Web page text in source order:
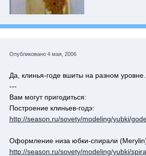
Опубликовано 4 мая, 2006
Да, клинья-годе вшиты на разном
---
Вам могут пригодиться:
Построение клиньев-годэ:
http://season.ru/sovety/modeling/yubki/
Оформление низа юбки-спирали
http://season.ru/sovety/modeling/yubki/